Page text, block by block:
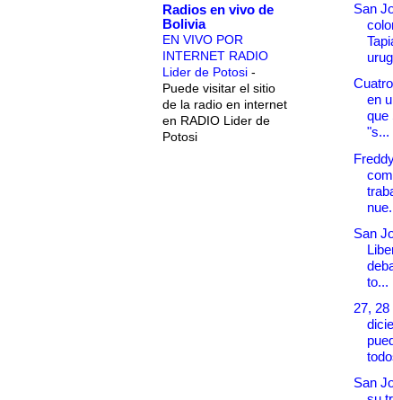
Radios en vivo de
Bolivia
EN VIVO POR
INTERNET RADIO
Lider de Potosi -
Puede visitar el sitio
de la radio en internet
en RADIO Lider de
Potosi
San
en
que
"s...
San
to...
27,
San